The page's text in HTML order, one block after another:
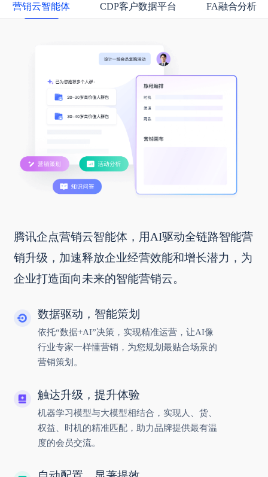
营销云智能体 CDP客户数据平台 FA融合分析
腾讯企点营销云智能体，用AI驱动全链路智能营
销升级，加速释放企业经营效能和增长潜力，为
企业打造面向未来的智能营销云。
数据驱动，智能策划
依托“数据+AI”决策，实现精准运营，让AI像
行业专家一样懂营销，为您规划最贴合场景的
营销策划。
触达升级，提升体验
机器学习模型与大模型相结合，实现人、货、
权益、时机的精准匹配，助力品牌提供最有温
度的会员交流。